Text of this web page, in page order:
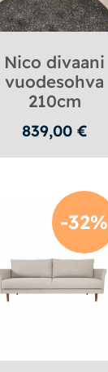
Nico divaani
vuodesohva
210cm
839,00 €
-32%